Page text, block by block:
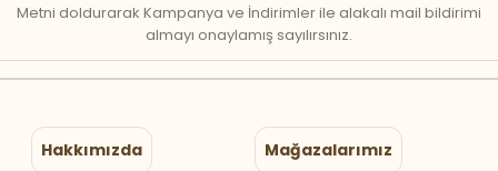
Metni doldurarak Kampanya ve İndirimler ile alakalı mail bildirimi
almayı onaylamış sayılırsınız.
Hakkımızda Mağazalarımız